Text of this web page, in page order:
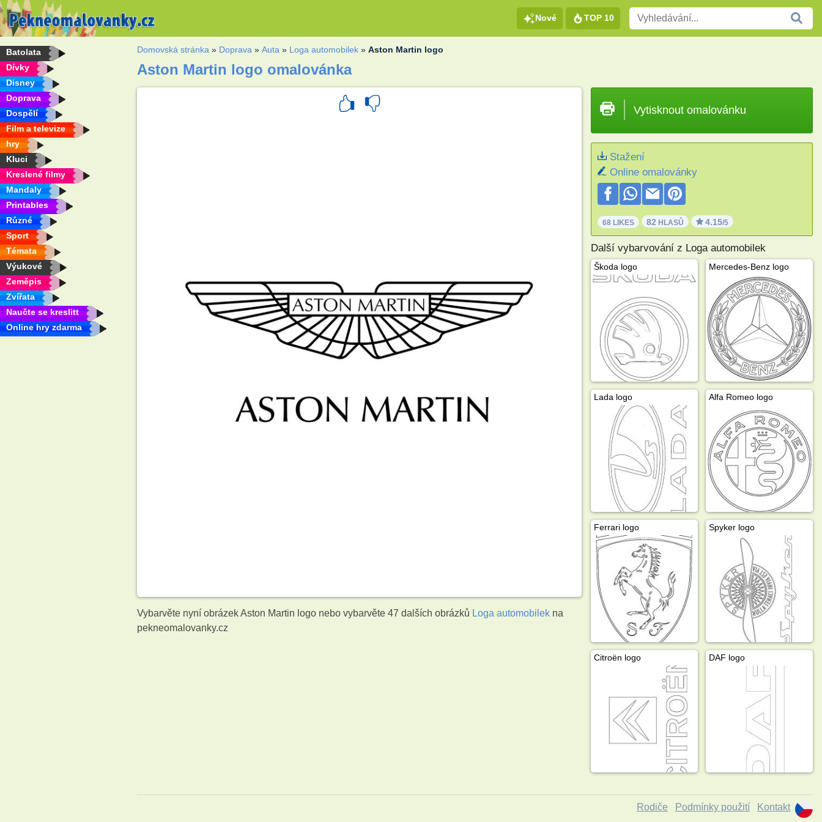
Nové TOP 10
Batolata
Dívky
Disney
Doprava
Dospělí
Film a televize
hry
Kluci
Kreslené filmy
Mandaly
Printables
Různé
Sport
Témata
Výukové
Zeměpis
Zvířata
Naučte se kreslitt
Online hry zdarma
Domovská stránka » Doprava »Auta » Loga automobilek »Aston Martin logo
Aston Martin logo omalovánka
Vybarvěte nyní obrázek Aston Martin logo nebo vybarvěte 47 dalších obrázků Loga automobilek na
pekneomalovanky.cz
Vytisknout omalovánku
Stažení
Online omalovánky
68 LIKES 82 HLASŮ 4.15/5
Další vybarvování z Loga automobilek
Škoda logo Mercedes-Benz logo
Lada logo Alfa Romeo logo
Ferrari logo Spyker logo
Citroën logo DAF logo
Rodiče Podmínky použití Kontakt